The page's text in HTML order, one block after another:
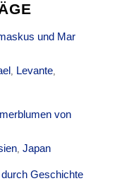
und Mar
, Levante,
von
,Japan
Geschichte